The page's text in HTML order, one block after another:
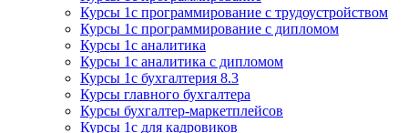
Курсы 1с программирование с трудоустройством
Курсы 1с программирование с дипломом
Курсы 1с аналитика
Курсы 1с аналитика с дипломом
Курсы 1с бухгалтерия 8.3
Курсы главного бухгалтера
Курсы бухгалтер-маркетплейсов
Курсы 1с для кадровиков